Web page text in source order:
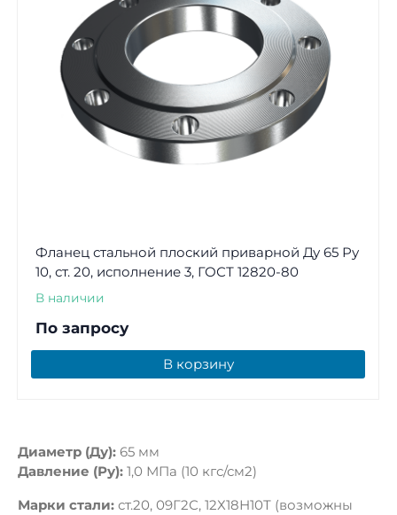
Фланец стальной плоский приварной Ду 65 Ру
10, ст. 20, исполнение 3, ГОСТ 12820-80
В наличии
По запросу
В корзину
Диаметр (Ду): 65 мм
Давление (Ру): 1,0 МПа (10 кгс/см2)
Марки стали: ст.20, 09Г2С, 12Х18Н10Т (возможны